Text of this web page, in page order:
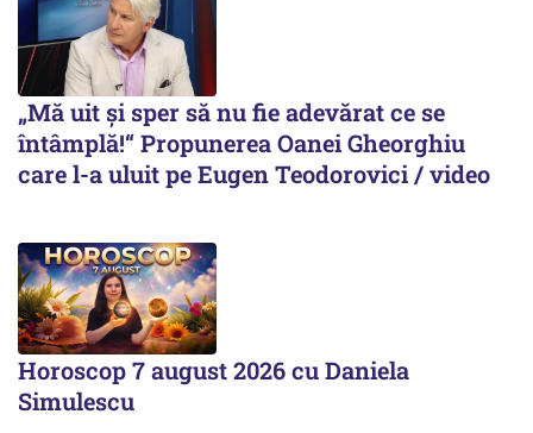
„Mă uit și sper să nu fie adevărat ce se
întâmplă!“ Propunerea Oanei Gheorghiu
care l-a uluit pe Eugen Teodorovici / video
Horoscop 7 august 2026 cu Daniela
Simulescu